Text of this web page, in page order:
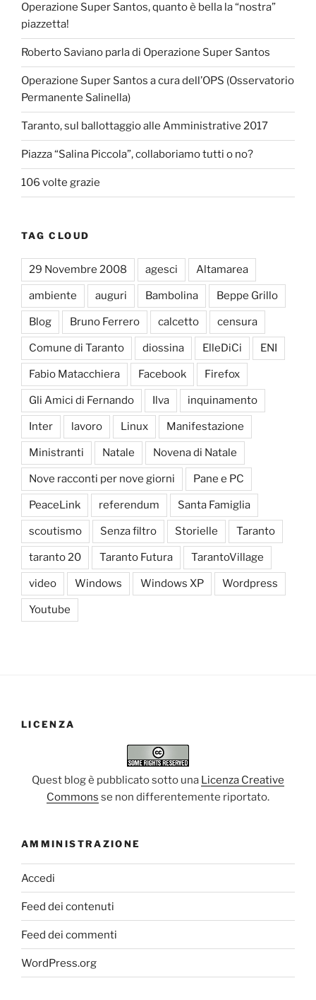
Operazione Super Santos, quanto è bella la “nostra”
piazzetta!
Roberto Saviano parla di Operazione Super Santos
Operazione Super Santos a cura dell’OPS (Osservatorio
Permanente Salinella)
Taranto, sul ballottaggio alle Amministrative 2017
Piazza “Salina Piccola”, collaboriamo tutti o no?
106 volte grazie
TAG CLOUD
29 Novembre 2008 agesci Altamarea
ambiente auguri Bambolina Beppe Grillo
Blog Bruno Ferrero calcetto censura
Comune di Taranto diossina ElleDiCi ENI
Fabio Matacchiera Facebook Firefox
Gli Amici di Fernando Ilva inquinamento
Inter lavoro Linux Manifestazione
Ministranti Natale Novena di Natale
Nove racconti per nove giorni Pane e PC
PeaceLink referendum Santa Famiglia
scoutismo Senza filtro Storielle Taranto
taranto 20 Taranto Futura TarantoVillage
video Windows Windows XP Wordpress
Youtube
LICENZA
Quest blog è pubblicato sotto una Licenza Creative
Commons se non differentemente riportato.
AMMINISTRAZIONE
Accedi
Feed dei contenuti
Feed dei commenti
WordPress.org